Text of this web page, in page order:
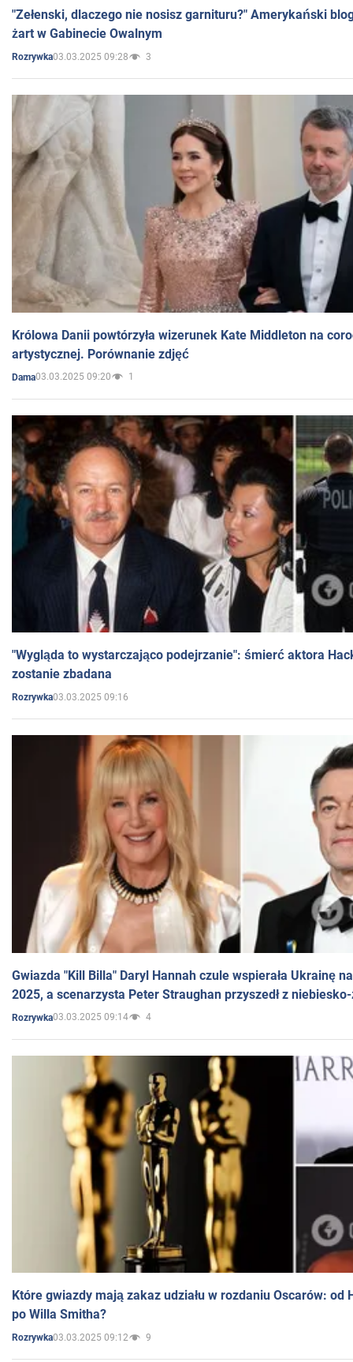
"Zełenski, dlaczego nie nosisz garnituru?" Amerykański
żart w Gabinecie Owalnym
Rozrywka03.03.2025 09:28 3
Królowa Danii powtórzyła wizerunek Kate Middleton na
artystycznej. Porównanie zdjęć
Dama03.03.2025 09:20 1
"Wygląda to wystarczająco podejrzanie": śmierć aktora
zostanie zbadana
Rozrywka03.03.2025 09:16
Gwiazda "Kill Billa" Daryl Hannah czule wspierała Ukrainę
2025, a scenarzysta Peter Straughan przyszedł z
Rozrywka03.03.2025 09:14 4
Które gwiazdy mają zakaz udziału w rozdaniu Oscarów: od
po Willa Smitha?
Rozrywka03.03.2025 09:12 9